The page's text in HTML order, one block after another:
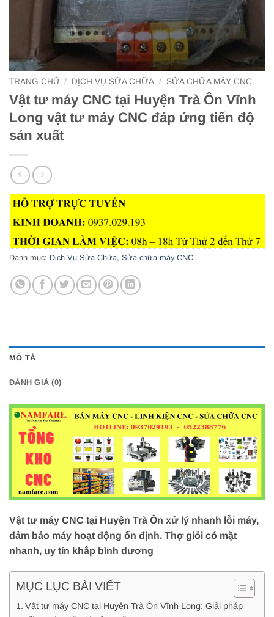
TRANG CHỦ / DỊCH VỤ SỬA CHỮA / SỬA CHỮA MÁY CNC
Vật tư máy CNC tại Huyện Trà Ôn Vĩnh
Long vật tư máy CNC đáp ứng tiến độ
sản xuất
Danh mục: Dịch Vụ Sửa Chữa, Sửa chữa máy CNC
MÔ TẢ
ĐÁNH GIÁ (0)
Vật tư máy CNC tại Huyện Trà Ôn xử lý nhanh lỗi máy,
đảm bảo máy hoạt động ổn định. Thợ giỏi có mặt
nhanh, uy tín khắp bình dương
MỤC LỤC BÀI VIẾT
Vật tư máy CNC tại Huyện Trà Ôn Vĩnh Long: Giải pháp